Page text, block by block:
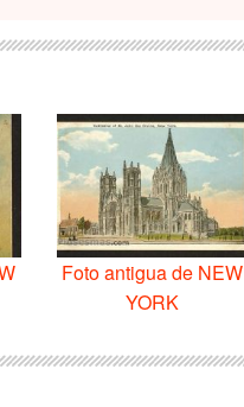
Foto antigua de NEW
YORK